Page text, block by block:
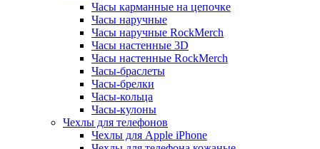
Часы карманные на цепочке
Часы наручные
Часы наручные RockMerch
Часы настенные 3D
Часы настенные RockMerch
Часы-браслеты
Часы-брелки
Часы-кольца
Часы-кулоны
Чехлы для телефонов
Чехлы для Apple iPhone